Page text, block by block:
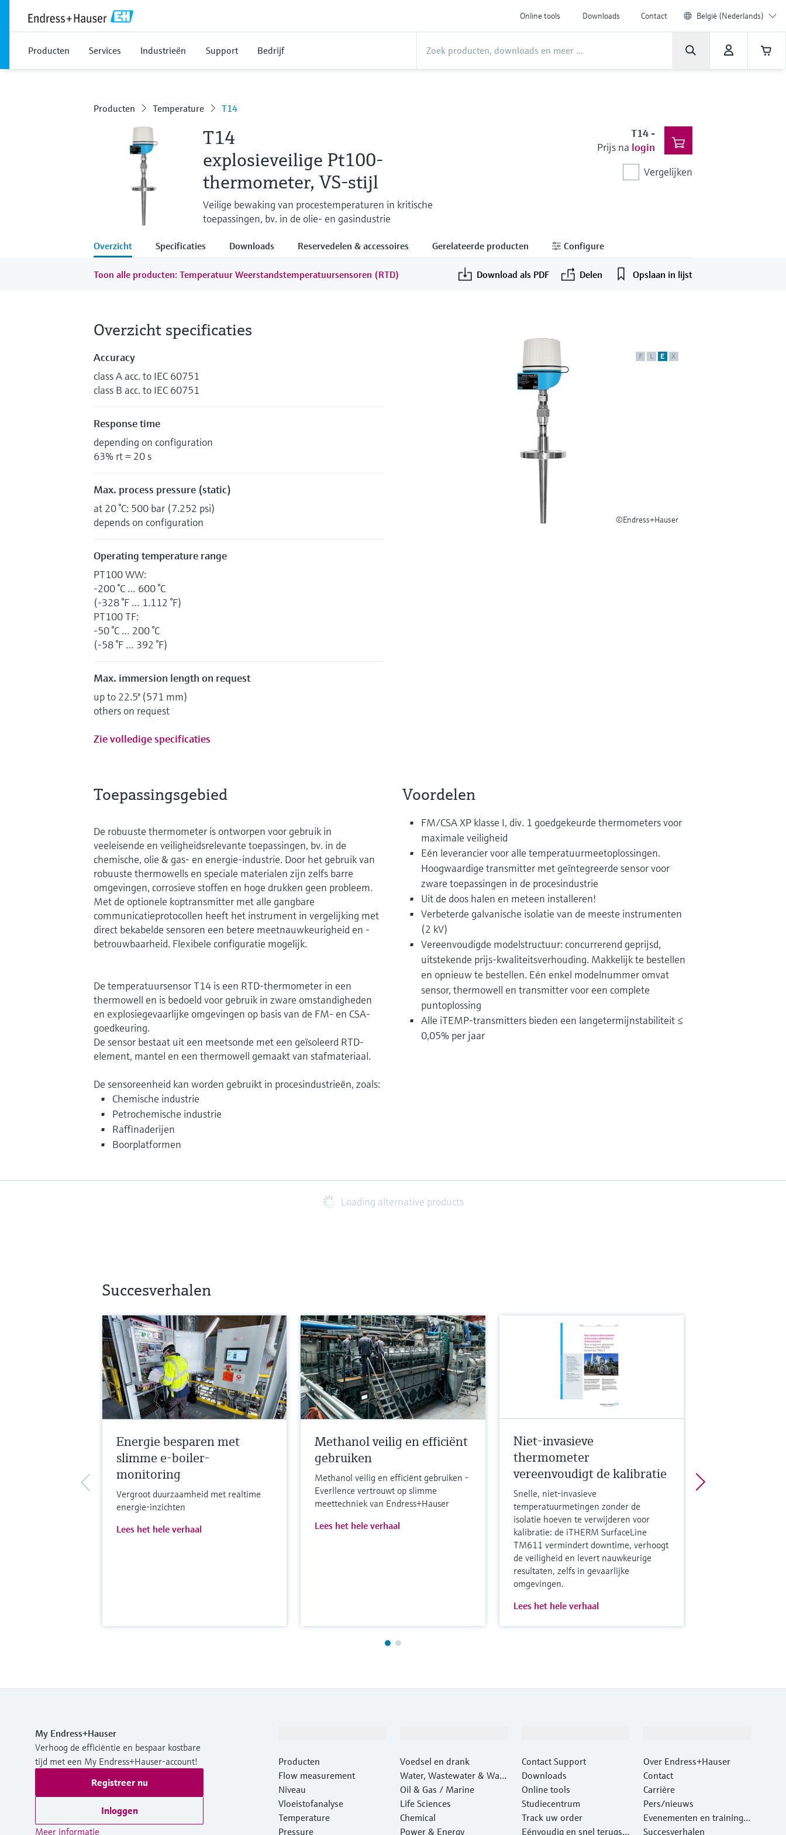
Online tools Downloads Contact België (Nederlands)
Producten Services Industrieën Support Bedrijf
Producten Temperature T14
T14
explosieveilige Pt100-
thermometer, VS-stijl
Veilige bewaking van procestemperaturen in kritische
toepassingen, bv. in de olie- en gasindustrie
T14-
Prijs na login
Vergelijken
Overzicht Specificaties Downloads Reservedelen & accessoires Gerelateerde producten Configure
Toon alle producten: Temperatuur Weerstandstemperatuursensoren (RTD) Download als PDF Delen Opslaan in lijst
F L E X
©Endress+Hauser
Overzicht specificaties
Accuracy
class A acc. to IEC 60751
class B acc. to IEC 60751
Response time
depending on configuration
63% rt = 20 s
Max. process pressure (static)
at 20 °C: 500 bar (7.252 psi)
depends on configuration
Operating temperature range
PT100 WW:
-200 °C … 600 °C
(-328 °F … 1.112 °F)
PT100 TF:
-50 °C … 200 °C
(-58 °F … 392 °F)
Max. immersion length on request
up to 22.5" (571 mm)
others on request
Zie volledige specificaties
Toepassingsgebied
De robuuste thermometer is ontworpen voor gebruik in
veeleisende en veiligheidsrelevante toepassingen, bv. in de
chemische, olie & gas- en energie-industrie. Door het gebruik van
robuuste thermowells en speciale materialen zijn zelfs barre
omgevingen, corrosieve stoffen en hoge drukken geen probleem.
Met de optionele koptransmitter met alle gangbare
communicatieprotocollen heeft het instrument in vergelijking met
direct bekabelde sensoren een betere meetnauwkeurigheid en -
betrouwbaarheid. Flexibele configuratie mogelijk.
De temperatuursensor T14 is een RTD-thermometer in een
thermowell en is bedoeld voor gebruik in zware omstandigheden
en explosiegevaarlijke omgevingen op basis van de FM- en CSA-
goedkeuring.
De sensor bestaat uit een meetsonde met een geïsoleerd RTD-
element, mantel en een thermowell gemaakt van stafmateriaal.
De sensoreenheid kan worden gebruikt in procesindustrieën, zoals:
Chemische industrie
Petrochemische industrie
Raffinaderijen
Boorplatformen
Voordelen
FM/CSA XP klasse I, div. 1 goedgekeurde thermometers voor
maximale veiligheid
Eén leverancier voor alle temperatuurmeetoplossingen.
Hoogwaardige transmitter met geïntegreerde sensor voor
zware toepassingen in de procesindustrie
Uit de doos halen en meteen installeren!
Verbeterde galvanische isolatie van de meeste instrumenten
(2 kV)
Vereenvoudigde modelstructuur: concurrerend geprijsd,
uitstekende prijs-kwaliteitsverhouding. Makkelijk te bestellen
en opnieuw te bestellen. Eén enkel modelnummer omvat
sensor, thermowell en transmitter voor een complete
puntoplossing
Alle iTEMP-transmitters bieden een langetermijnstabiliteit ≤
0,05% per jaar
Loading alternative products
Succesverhalen
Energie besparen met
slimme e-boiler-
monitoring
Vergroot duurzaamheid met realtime
energie-inzichten
Lees het hele verhaal
Methanol veilig en efficiënt
gebruiken
Methanol veilig en efficiënt gebruiken -
Everllence vertrouwt op slimme
meettechniek van Endress+Hauser
Lees het hele verhaal
Niet-invasieve
thermometer
vereenvoudigt de kalibratie
Snelle, niet-invasieve
temperatuurmetingen zonder de
isolatie hoeven te verwijderen voor
kalibratie: de iTHERM SurfaceLine
TM611 vermindert downtime, verhoogt
de veiligheid en levert nauwkeurige
resultaten, zelfs in gevaarlijke
omgevingen.
Lees het hele verhaal
My Endress+Hauser
Verhoog de efficiëntie en bespaar kostbare
tijd met een My Endress+Hauser-account!
Registreer nu
Inloggen
Meer informatie
Producten
Flow measurement
Niveau
Vloeistofanalyse
Temperature
Pressure
Voedsel en drank
Water, Wastewater & Wast
e
Oil & Gas / Marine
Life Sciences
Chemical
Power & Energy
Contact Support
Downloads
Online tools
Studiecentrum
Track uw order
Eénvoudig en snel terugst
Over Endress+Hauser
Contact
Carrière
Pers/nieuws
Evenementen en traininge
n
Succesverhalen